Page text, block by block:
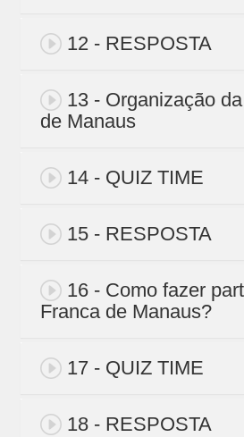
12 - RESPOSTA
13 - Organização
de Manaus
14 - QUIZ TIME
15 - RESPOSTA
16 - Como fazer
Franca de Manaus?
17 - QUIZ TIME
18 - RESPOSTA